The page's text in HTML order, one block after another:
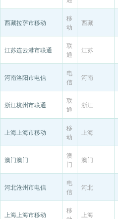
西藏拉萨市移动
移
动
西藏
江苏连云港市联通
联
通
江苏
河南洛阳市电信
电
信
河南
浙江杭州市联通
联
通
浙江
上海上海市移动
移
动
上海
澳门澳门
澳
门
澳门
河北沧州市电信
电
信
河北
上海上海市移动
移
上海